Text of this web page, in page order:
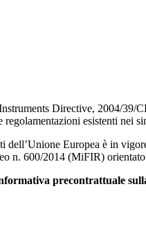
Directive, 2004/39/
esistenti nei
dell’Unione Europea è in
n. 600/2014 (MiFIR)
precontrattuale